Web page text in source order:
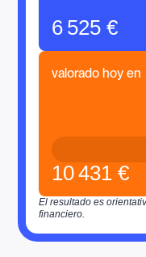
6 525 €
valorado hoy en
10 431 €
El resultado es
financiero.